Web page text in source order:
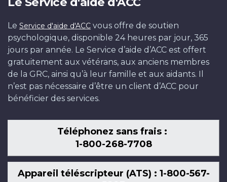
Le Service d'aide d'ACC vous offre de soutien
psychologique, disponible 24 heures par jour, 365
jours par année. Le Service d’aide d’ACC est offert
gratuitement aux vétérans, aux anciens membres
de la GRC, ainsi qu’à leur famille et aux aidants. Il
n’est pas nécessaire d’être un client d’ACC pour
bénéficier des services.
Téléphonez sans frais :
1-800-268-7708
Appareil téléscripteur (ATS) : 1-800-567-